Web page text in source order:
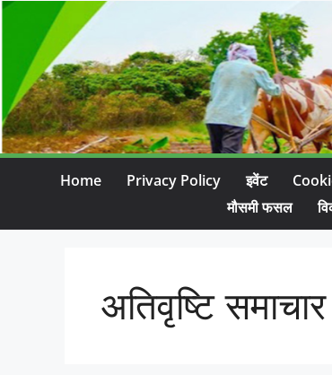
Home Privacy Policy इवेंट
मौसमी फसल
अतिवृष्टि समाचार